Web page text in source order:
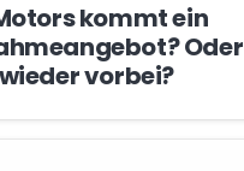
kommt ein
Oder
vorbei?